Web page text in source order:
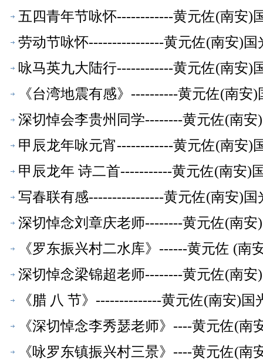
五四青年节咏怀------------黄元佐(南安)
劳动节咏怀----------------黄元佐(南安)
咏马英九大陆行------------黄元佐(南安)
《台湾地震有感》----------黄元佐(南
深切悼会李贵州同学--------黄元佐(南
甲辰龙年咏元宵------------黄元佐(南安)
甲辰龙年 诗二首-----------黄元佐(南安)
写春联有感----------------黄元佐(南安)
深切悼念刘章庆老师--------黄元佐(南
《罗东振兴村二水库》------黄元佐 (
深切悼念梁锦超老师--------黄元佐(南
《腊 八 节》--------------黄元佐(南安)
《深切悼念李秀瑟老师》----黄元佐(
《咏罗东镇振兴村三景》----黄元佐(